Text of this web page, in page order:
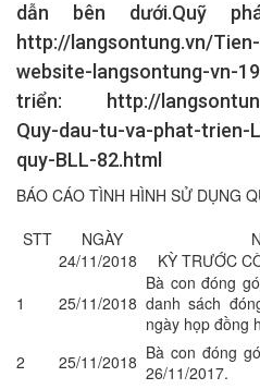
dẫn bên dưới.Quỹ
http://langsontung.vn/
website-langsontung-vn-
triển: http://
Quy-dau-tu-va-phat-trien-
quy-BLL-82.html
BÁO CÁO TÌNH HÌNH SỬ DỤNG
STT
NGÀY
24/11/2018
KỲ TRƯỚC
1
25/11/2018
Bà con đóng
danh sách
ngày họp đồng
2 25/11/2018 Bà con đóng
26/11/2017.